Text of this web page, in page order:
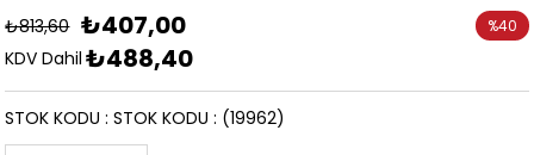
₺813,60 ₺407,00
KDV Dahil ₺488,40
%40
(19962)
STOK KODU STOK KODU